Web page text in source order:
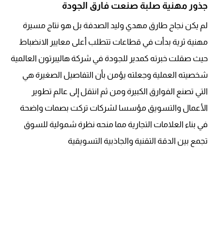
جذور مهنية صلبة صنعت فارق الجودة
لم يكن نجاح طارق مهدي وليد الصدفة بل هو نتاج مسيرة
مهنية ثرية بدأت في قطاعات تتطلب أعلى معايير الانضباط
حيث صقلت خبرته كمدير للجودة في شركة هاليبرتون العالمية
شخصيته العملية وجعلته يؤمن بأن التفاصيل الصغيرة هي
التي تصنع الفوارق الكبيرة ومن ثم انتقل إلى عالم تطوير
الأعمال والتسويق مؤسسا لشركات تركت بصمات واضحة
في بناء العلامات التجارية مما منحه نظرة شمولية للسوق
تجمع بين الدقة التقنية والجاذبية التسويقية